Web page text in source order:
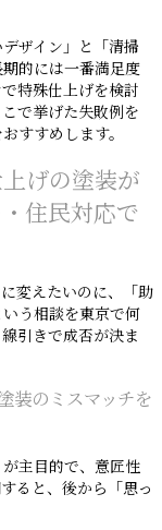
ザイン」と「清掃
的には一番満足度
特殊仕上げを検討
で挙げた失敗例を
すすめします。
げの塗装が
住民対応で
変えたいのに、「助
う相談を東京で何
引きで成否が決ま
装のミスマッチを
主目的で、意匠性
ると、後から「思っ